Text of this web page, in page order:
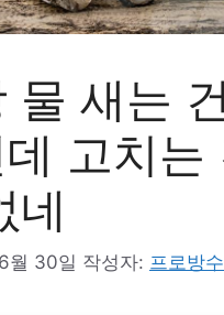
물 새는
고치는
네
월 30일 작성자: 프로방